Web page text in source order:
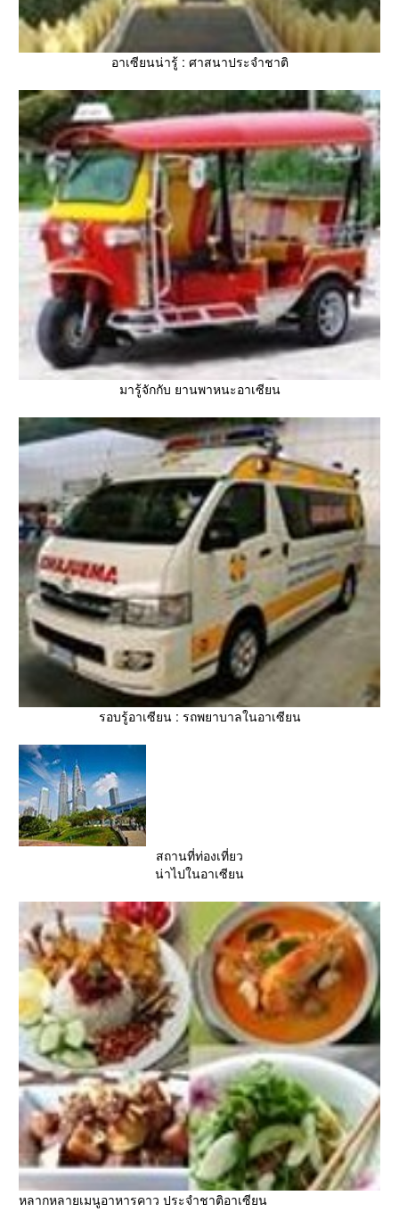
อาเซียนน่ารู้ : ศาสนาประจำชาติ
มารู้จักกับ ยานพาหนะอาเซียน
รอบรู้อาเซียน : รถพยาบาลในอาเซียน
สถานที่ท่องเที่ยว
น่าไปในอาเซียน
หลากหลายเมนูอาหารคาว ประจำชาติอาเซียน